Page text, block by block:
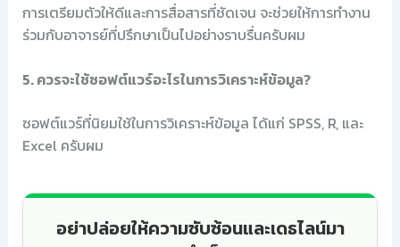
การเตรียมตัวให้ดีและการสื่อสารที่ชัดเจน จะช่วยให้การทำงาน
ร่วมกับอาจารย์ที่ปรึกษาเป็นไปอย่างราบรื่นครับผม
5. ควรจะใช้ซอฟต์แวร์อะไรในการวิเคราะห์ข้อมูล?
ซอฟต์แวร์ที่นิยมใช้ในการวิเคราะห์ข้อมูล ได้แก่ SPSS, R, และ
Excel ครับผม
อย่าปล่อยให้ความซับซ้อนและเดธไลน์มา